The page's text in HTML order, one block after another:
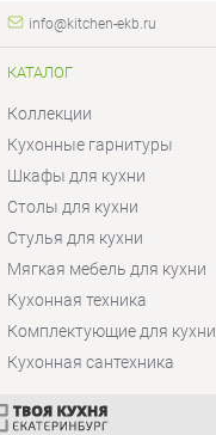
info@kitchen-ekb.ru
КАТАЛОГ
Коллекции
Кухонные гарнитуры
Шкафы для кухни
Столы для кухни
Стулья для кухни
Мягкая мебель для кухни
Кухонная техника
Комплектующие для кухни
Кухонная сантехника